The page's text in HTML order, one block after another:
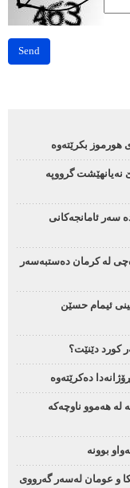
Send
هورموز بکرێتەوە
نەیانهێشت گرووپە
ئامانجەکانی
ئاژاوەچی لە کرمان دەستبەسەر
ئیمام حسێن
کورد دێنێت؟
دەکرێتەوە
لە هەموو ناوچەکە
بوونە
و عومان لەسەر گەرووی